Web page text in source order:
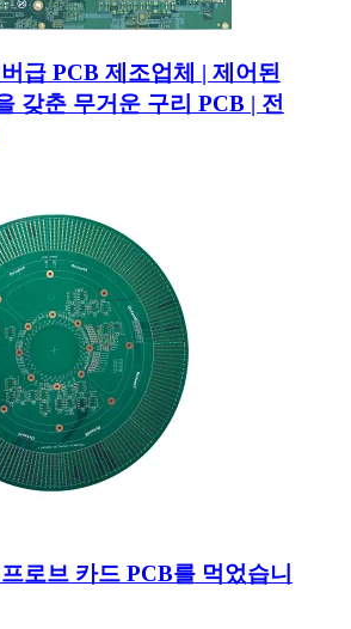
급 PCB 제조업체 | 제어된
갖춘 무거운 구리 PCB | 전
로브 카드 PCB를 먹었습니